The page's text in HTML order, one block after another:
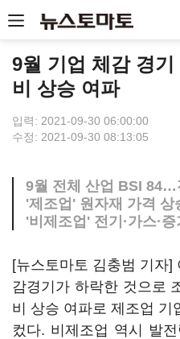
9월 기업 체감 경
비 상승 여파
입력: 2021-09-30 06:00:00
수정: 2021-09-30 08:13:05
9월 전체 산업 BSI 84…
'제조업' 원자재 가격 상
'비제조업' 전기·가스·
[뉴스토마토 김충범 기자]
감경기가 하락한 것으로
비 상승 여파로 제조업 기
컸다. 비제조업 역시 발